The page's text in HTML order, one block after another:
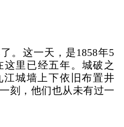
。这一天，是1858年5
这里已经五年。城破之
江城墙上下依旧布置井
刻，他们也从未有过一